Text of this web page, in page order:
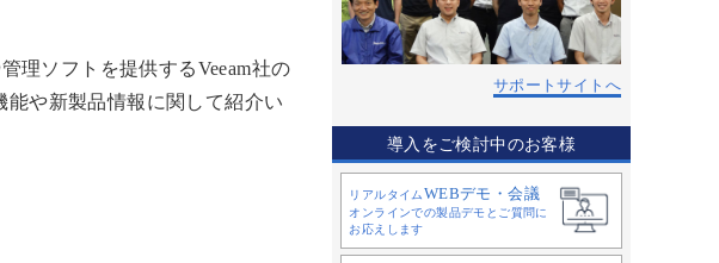
理ソフトを提供するVeeam社の
能や新製品情報に関して紹介い
サポートサイトへ
導入をご検討中のお客様
リアルタイムWEBデモ・会議
オンラインでの製品デモとご質問に
お応えします